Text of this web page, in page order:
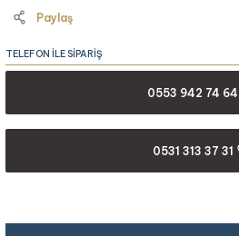
Paylaş
TELEFON İLE SİPARİŞ
0553 942 74 64
0531 313 37 31